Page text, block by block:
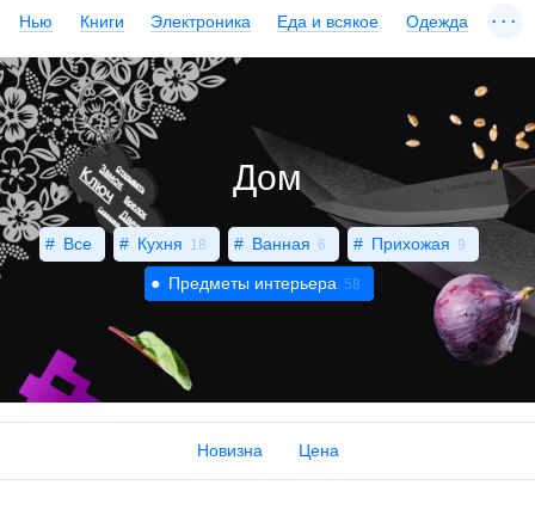
Нью Книги Электроника Еда и всякое Одежда ...
Дом
Все Кухня 18 Ванная 6 Прихожая 9
Предметы интерьера 58
Новизна Цена